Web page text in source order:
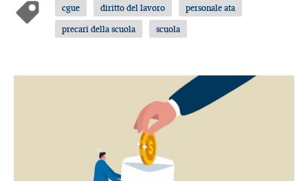
cgue diritto del lavoro
personale ata
precari della scuola
scuola